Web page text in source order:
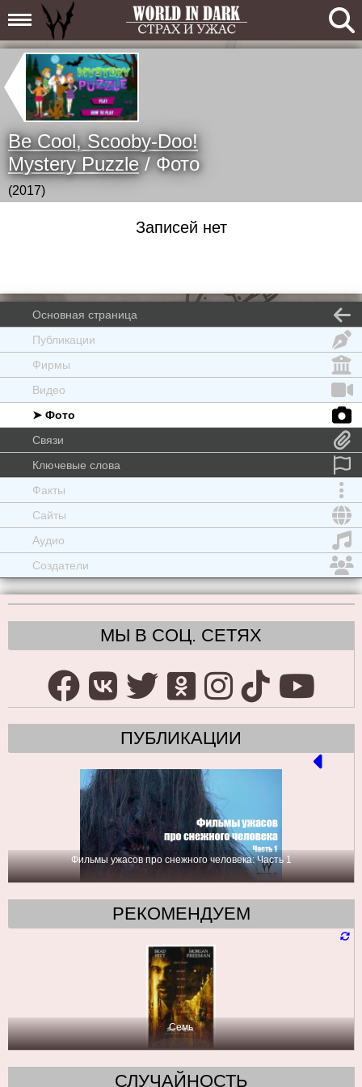
Be Cool, Scooby-Doo!
Mystery Puzzle / Фото
(2017)
Записей нет
Основная страница
Публикации
Фирмы
Видео
➤ Фото
Связи
Ключевые слова
Факты
Сайты
Аудио
Создатели
МЫ В СОЦ. СЕТЯХ
ПУБЛИКАЦИИ
Фильмы ужасов про снежного человека: Часть 1
РЕКОМЕНДУЕМ
Семь
СЛУЧАЙНОСТЬ